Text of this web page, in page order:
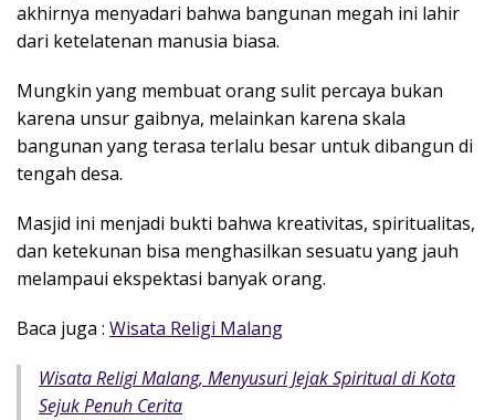
akhirnya menyadari bahwa bangunan megah ini lahir
dari ketelatenan manusia biasa.
Mungkin yang membuat orang sulit percaya bukan
karena unsur gaibnya, melainkan karena skala
bangunan yang terasa terlalu besar untuk dibangun di
tengah desa.
Masjid ini menjadi bukti bahwa kreativitas, spiritualitas,
dan ketekunan bisa menghasilkan sesuatu yang jauh
melampaui ekspektasi banyak orang.
Baca juga : Wisata Religi Malang
Wisata Religi Malang, Menyusuri Jejak Spiritual di Kota
Sejuk Penuh Cerita